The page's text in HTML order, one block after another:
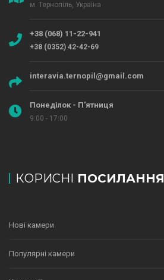
м. Тернопіль, Україна
+38 (068) 11-22-941
+38 (0352) 42-42-69
interavia.ternopil@gmail.com
Понеділок - П'ятниця
9:00 - 17:00
КОРИСНІ ПОСИЛАННЯ
Нові камери
Популярні камери